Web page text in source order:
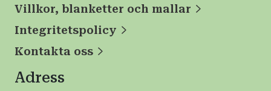
Villkor, blanketter och mallar
Integritetspolicy
Kontakta oss
Adress